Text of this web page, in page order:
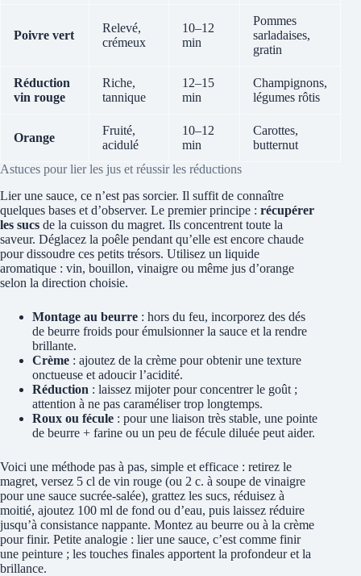
Poivre vert
Relevé,
crémeux
10–12
min
Pommes
sarladaises,
gratin
Réduction
vin rouge
Riche,
tannique
12–15
min
Champignons,
légumes rôtis
Orange
Fruité,
acidulé
10–12
min
Carottes,
butternut
Astuces pour lier les jus et réussir les réductions
Lier une sauce, ce n’est pas sorcier. Il suffit de connaître
quelques bases et d’observer. Le premier principe : récupérer
les sucs de la cuisson du magret. Ils concentrent toute la
saveur. Déglacez la poêle pendant qu’elle est encore chaude
pour dissoudre ces petits trésors. Utilisez un liquide
aromatique : vin, bouillon, vinaigre ou même jus d’orange
selon la direction choisie.
Montage au beurre : hors du feu, incorporez des dés
de beurre froids pour émulsionner la sauce et la rendre
brillante.
Crème : ajoutez de la crème pour obtenir une texture
onctueuse et adoucir l’acidité.
Réduction : laissez mijoter pour concentrer le goût ;
attention à ne pas caraméliser trop longtemps.
Roux ou fécule : pour une liaison très stable, une pointe
de beurre + farine ou un peu de fécule diluée peut aider.
Voici une méthode pas à pas, simple et efficace : retirez le
magret, versez 5 cl de vin rouge (ou 2 c. à soupe de vinaigre
pour une sauce sucrée-salée), grattez les sucs, réduisez à
moitié, ajoutez 100 ml de fond ou d’eau, puis laissez réduire
jusqu’à consistance nappante. Montez au beurre ou à la crème
pour finir. Petite analogie : lier une sauce, c’est comme finir
une peinture ; les touches finales apportent la profondeur et la
brillance.